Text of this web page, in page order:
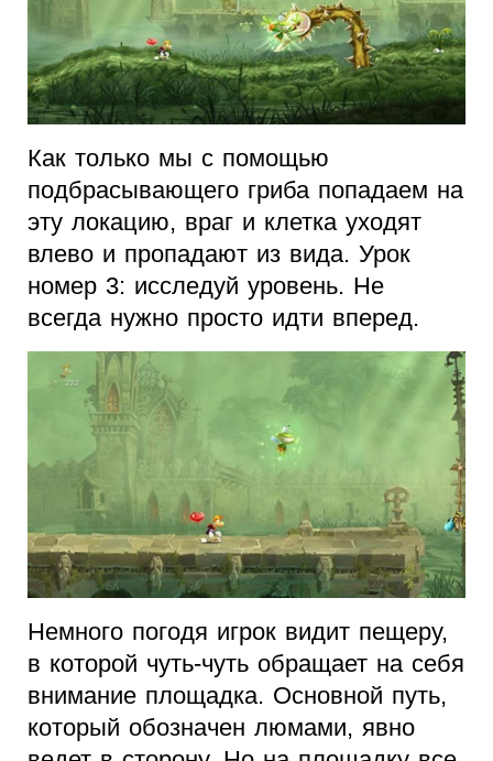
Как только мы с помощью
подбрасывающего гриба попадаем на
эту локацию, враг и клетка уходят
влево и пропадают из вида. Урок
номер 3: исследуй уровень. Не
всегда нужно просто идти вперед.
Немного погодя игрок видит пещеру,
в которой чуть-чуть обращает на себя
внимание площадка. Основной путь,
который обозначен люмами, явно